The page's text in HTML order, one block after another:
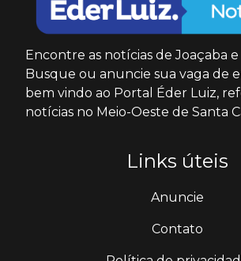
Encontre as notícias de Joaçaba e
Busque ou anuncie sua vaga de
bem vindo ao Portal Éder Luiz,
notícias no Meio-Oeste de Santa
Links úteis
Anuncie
Contato